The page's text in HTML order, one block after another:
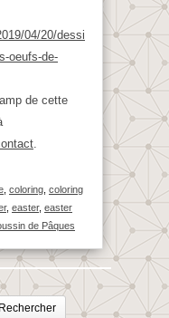
04/20/dessi
oeufs-de-
de cette
.
coloring coloring
, easter, easter
de Pâques